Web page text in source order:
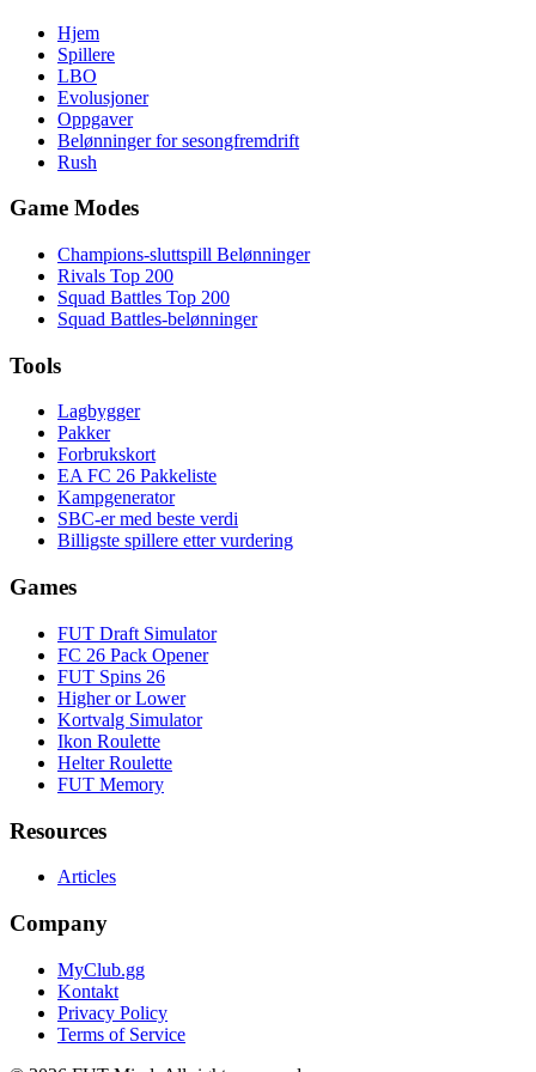
Hjem
Spillere
LBO
Evolusjoner
Oppgaver
Belønninger for sesongfremdrift
Rush
Game Modes
Champions-sluttspill Belønninger
Rivals Top 200
Squad Battles Top 200
Squad Battles-belønninger
Tools
Lagbygger
Pakker
Forbrukskort
EA FC 26 Pakkeliste
Kampgenerator
SBC-er med beste verdi
Billigste spillere etter vurdering
Games
FUT Draft Simulator
FC 26 Pack Opener
FUT Spins 26
Higher or Lower
Kortvalg Simulator
Ikon Roulette
Helter Roulette
FUT Memory
Resources
Articles
Company
MyClub.gg
Kontakt
Privacy Policy
Terms of Service